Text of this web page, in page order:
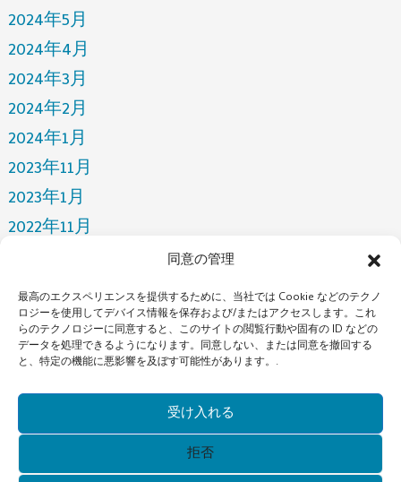
同意の管理
最高のエクスペリエンスを提供するために、当社では Cookie などのテクノ
ロジーを使用してデバイス情報を保存および/またはアクセスします。これ
らのテクノロジーに同意すると、このサイトの閲覧行動や固有の ID などの
データを処理できるようになります。同意しない、または同意を撤回する
と、特定の機能に悪影響を及ぼす可能性があります。.
受け入れる
拒否
2024年5月
2024年4月
2024年3月
2024年2月
2024年1月
2023年11月
2023年1月
2022年11月
2022年3月
2021年12月
2021年10月
2021年7月